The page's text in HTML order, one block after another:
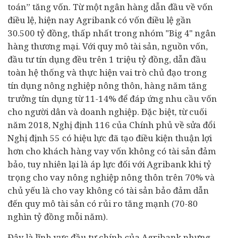
toán” tăng vốn. Từ một ngân hàng dẫn đầu về vốn
điều lệ, hiện nay Agribank có vốn điều lệ gần
30.500 tỷ đồng, thấp nhất trong nhóm "Big 4" ngân
hàng thương mại. Với quy mô tài sản, nguồn vốn,
đầu tưtín dụng đều trên 1 triệu tỷ đồng, dẫn đầu
toàn hệ thống và thực hiện vai trò chủ đạo trong
tín dụng nông nghiệp nông thôn, hàng năm tăng
trưởng tín dụng từ 11-14% để đáp ứng nhu cầu vốn
cho người dân và doanh nghiệp. Đặc biệt, từ cuối
năm 2018, Nghị định 116 của Chính phủ về sửa đổi
Nghị định 55 có hiệu lực đã tạo điều kiện thuận lợi
hơn cho khách hàng vay vốn không có tài sản đảm
bảo, tuy nhiên lại là áp lực đối với Agribank khi tỷ
trọng cho vay nông nghiệp nông thôn trên 70% và
chủ yếu là cho vay không có tài sản bảo đảm dẫn
đến quy mô tài sản có rủi ro tăng mạnh (70-80
nghìn tỷ đồng mỗi năm).